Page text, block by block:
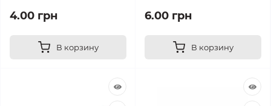
4.00 грн
В корзину
6.00 грн
В корзину